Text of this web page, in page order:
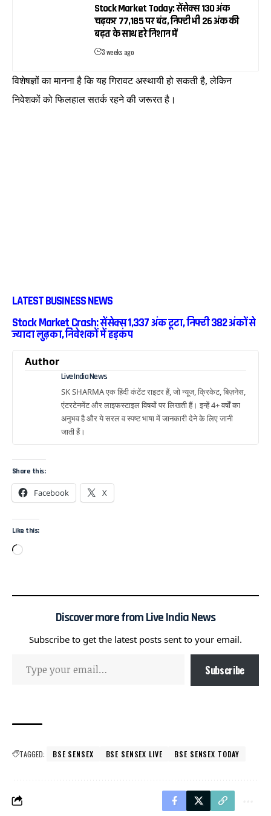
Stock Market Today: सेंसेक्स 130 अंक
चढ़कर 77,185 पर बंद, निफ्टी भी 26 अंक की
बढ़त के साथ हरे निशान में
3 weeks ago
विशेषज्ञों का मानना है कि यह गिरावट अस्थायी हो सकती है, लेकिन
निवेशकों को फिलहाल सतर्क रहने की जरूरत है।
LATEST BUSINESS NEWS
Stock Market Crash: सेंसेक्स 1,337 अंक टूटा, निफ्टी 382 अंकों से
ज्यादा लुढ़का, निवेशकों में हड़कंप
Author
Live India News
SK SHARMA एक हिंदी कंटेंट राइटर हैं, जो न्यूज, क्रिकेट, बिज़नेस,
एंटरटेनमेंट और लाइफस्टाइल विषयों पर लिखती हैं। इन्हें 4+ वर्षों का
अनुभव है और ये सरल व स्पष्ट भाषा में जानकारी देने के लिए जानी
जाती हैं।
Share this:
Facebook X
Like this:
Discover more from Live India News
Subscribe to get the latest posts sent to your email.
Subscribe
TAGGED: BSE SENSEX BSE SENSEX LIVE BSE SENSEX TODAY